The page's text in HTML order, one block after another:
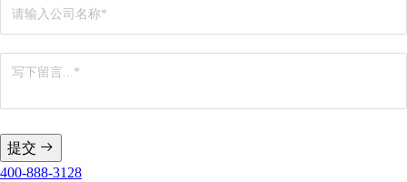
提交
400-888-3128